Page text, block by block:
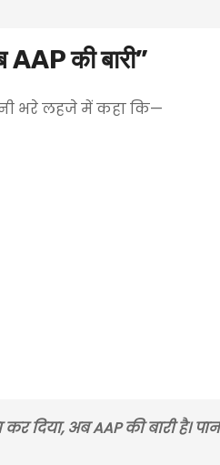
की बारी”
भरे लहजे में कहा कि—
दिया, अब AAP की बारी है।